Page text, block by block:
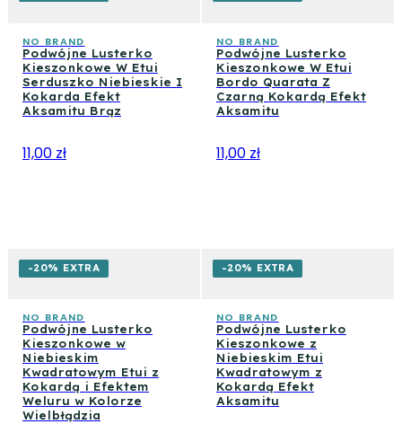
NO BRAND
Podwójne Lusterko
Kieszonkowe W Etui
Serduszko Niebieskie I
Kokarda Efekt
Aksamitu Brąz
11,00 zł
NO BRAND
Podwójne Lusterko
Kieszonkowe W Etui
Bordo Quarata Z
Czarną Kokardą Efekt
Aksamitu
11,00 zł
-20% EXTRA
NO BRAND
Podwójne Lusterko
Kieszonkowe w
Niebieskim
Kwadratowym Etui z
Kokardą i Efektem
Weluru w Kolorze
Wielbłądzia
-20% EXTRA
NO BRAND
Podwójne Lusterko
Kieszonkowe z
Niebieskim Etui
Kwadratowym z
Kokardą Efekt
Aksamitu